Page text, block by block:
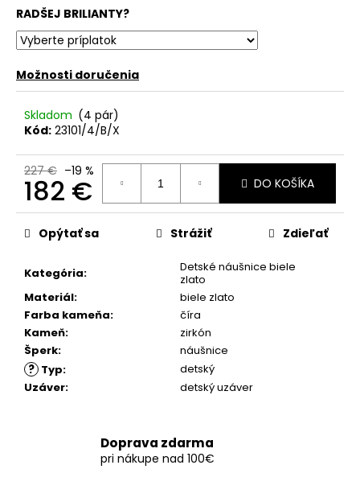
RADŠEJ BRILIANTY?
Možnosti doručenia
Skladom (4 pár)
Kód: 23101/4/B/X
227 € –19 %
182 €
Jednotková
cena:
DO KOŠÍKA
Kategória:
Detské náušnice biele
zlato
Materiál:
biele zlato
Farba kameňa:
číra
Kameň:
zirkón
Šperk: náušnice
? Typ:
detský
Uzáver: detský uzáver
Opýtať sa Strážiť Zdieľať
Doprava zdarma
pri nákupe nad 100€
O
d
p
o
r
č
a
m
e